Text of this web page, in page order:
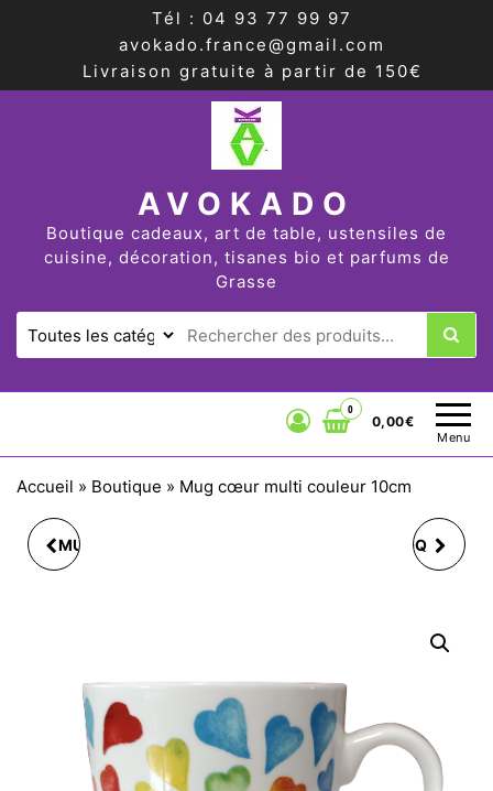
Tél : 04 93 77 99 97
avokado.france@gmail.com
Livraison gratuite à partir de 150€
AVOKADO
Boutique cadeaux, art de table, ustensiles de
cuisine, décoration, tisanes bio et parfums de
Grasse
Menu
0
0,00€
Accueil » Boutique » Mug cœur multi couleur 10cm
MUG HIBOU RENARD EN MUG CAMPAGNE COQ